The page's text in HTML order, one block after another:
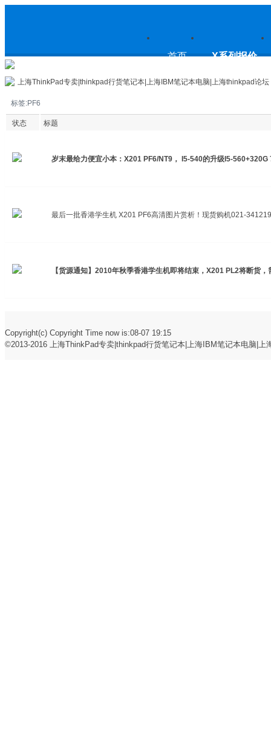
上
海ThinkPad专卖|thinkpad行货笔
首页 X系列报价
上海ThinkPad专卖|thinkpad行货笔记本|上海IBM笔记本电脑|上海thinkpad论坛
标签:PF6
状态 标题
岁末最给力便宜小本：X201 PF6/NT9， I5-540的升级I5-
最后一批香港学生机 X201 PF6高清图片赏析！现货购机021-
【货源通知】2010年秋季香港学生机即将结束，X201 PL2将断货
Copyright(c) Copyright Time now is:08-07 19:15
©2013-2016 上海ThinkPad专卖|thinkpad行货笔记本|上海IBM笔记本电脑|上